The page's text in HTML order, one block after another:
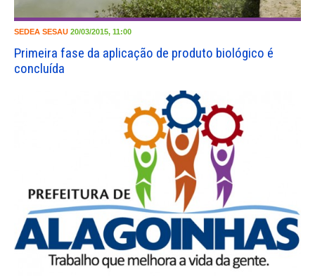
SEDEA SESAU 20/03/2015, 11:00
Primeira fase da aplicação de produto biológico é
concluída